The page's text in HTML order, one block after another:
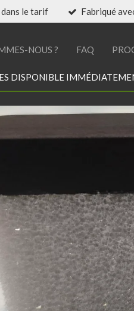
le tarif Fabriqué
NOUS ? FAQ
DISPONIBLE